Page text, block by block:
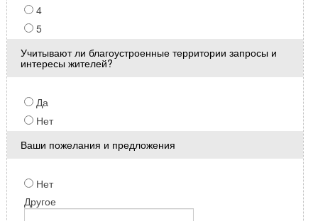
4
5
Учитывают ли благоустроенные территории запросы и
интересы жителей?
Да
Нет
Ваши пожелания и предложения
Нет
Другое